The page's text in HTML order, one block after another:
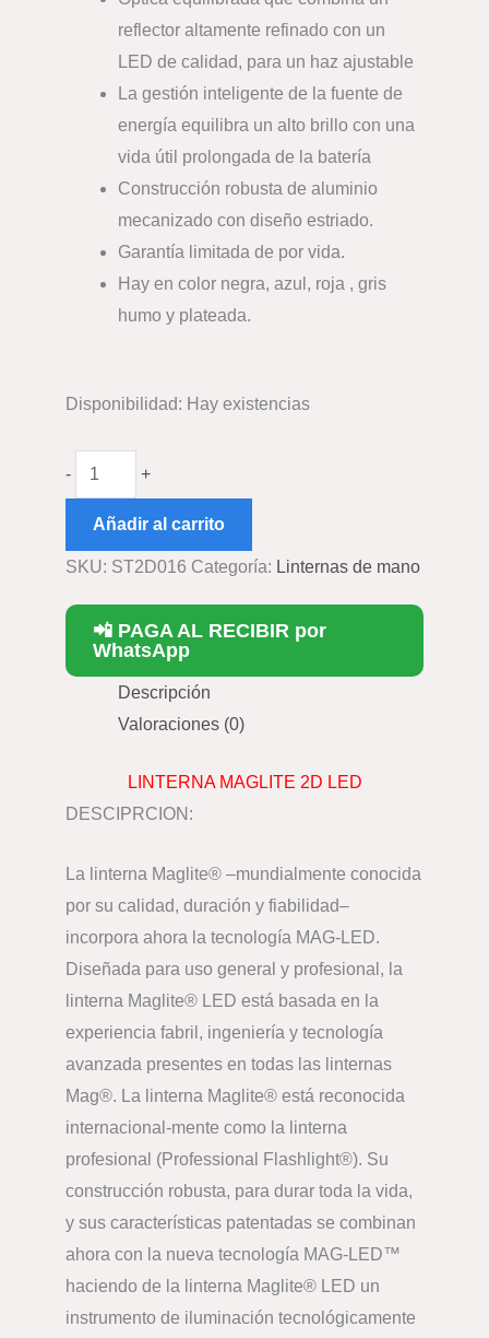
reflector altamente refinado con un
LED de calidad, para un haz ajustable
La gestión inteligente de la fuente de
energía equilibra un alto brillo con una
vida útil prolongada de la batería
Construcción robusta de aluminio
mecanizado con diseño estriado.
Garantía limitada de por vida.
Hay en color negra, azul, roja , gris
humo y plateada.
Disponibilidad: Hay existencias
- +
Añadir al carrito
SKU: ST2D016 Categoría: Linternas de mano
📲 PAGA AL RECIBIR por
WhatsApp
Descripción
Valoraciones (0)
LINTERNA MAGLITE 2D LED
DESCIPRCION:
La linterna Maglite® –mundialmente conocida
por su calidad, duración y fiabilidad–
incorpora ahora la tecnología MAG-LED.
Diseñada para uso general y profesional, la
linterna Maglite® LED está basada en la
experiencia fabril, ingeniería y tecnología
avanzada presentes en todas las linternas
Mag®. La linterna Maglite® está reconocida
internacional-mente como la linterna
profesional (Professional Flashlight®). Su
construcción robusta, para durar toda la vida,
y sus características patentadas se combinan
ahora con la nueva tecnología MAG-LED™
haciendo de la linterna Maglite® LED un
instrumento de iluminación tecnológicamente